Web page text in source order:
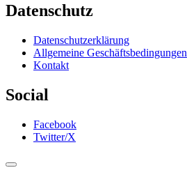
Datenschutz
Datenschutzerklärung
Allgemeine Geschäftsbedingungen
Kontakt
Social
Facebook
Twitter/X